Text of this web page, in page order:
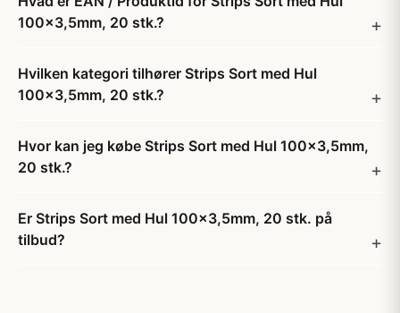
100x3,5mm, 20 stk.?
Hvilken kategori tilhører Strips Sort med Hul
100x3,5mm, 20 stk.?
Hvor kan jeg købe Strips Sort med Hul 100x3,5mm,
20 stk.?
Er Strips Sort med Hul 100x3,5mm, 20 stk. på
tilbud?